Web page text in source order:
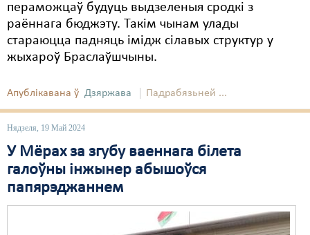
пераможцаў будуць выдзеленыя сродкі з
раённага бюджэту. Такім чынам улады
стараюцца падняць імідж сілавых структур у
жыхароў Браслаўшчыны.
Апублікавана ў Дзяржава Падрабязьней ...
Нядзеля, 19 Май 2024
У Мёрах за згубу ваеннага білета
галоўны інжынер абышоўся
папярэджаннем
Палітвязьні
Правы дзіцяці
Пэнітэнцыярная сыстэма
Рознае
Свабода слова